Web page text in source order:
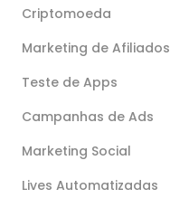
Criptomoeda
Marketing de Afiliados
Teste de Apps
Campanhas de Ads
Marketing Social
Lives Automatizadas